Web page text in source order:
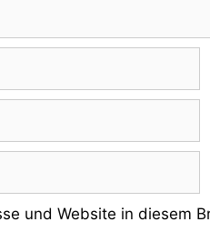
und Website in diesem